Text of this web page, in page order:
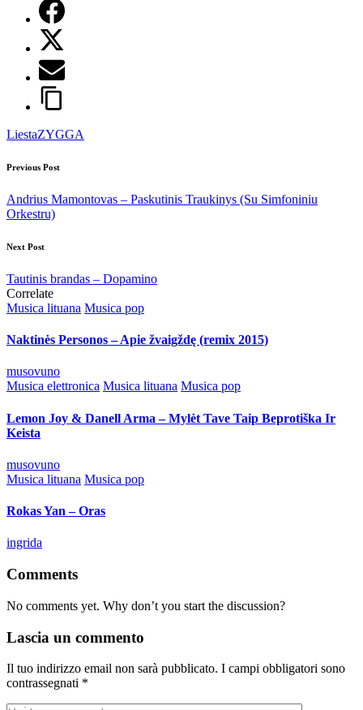
Tags:
LiestaZYGGA
Post
navigation
Previous Post
Andrius Mamontovas – Paskutinis Traukinys (Su Simfoniniu
Orkestru)
Next Post
Tautinis brandas – Dopamino
Correlate
Posted
Musica lituana Musica pop
Naktinės Personos – Apie žvaigždę (remix 2015)
Posted
by
musovuno
Posted
Musica elettronica Musica lituana Musica pop
Lemon Joy & Danell Arma – Mylėt Tave Taip Beprotiška Ir
Keista
Posted
by
musovuno
Posted
Musica lituana Musica pop
Rokas Yan – Oras
Posted
ingrida
Comments
No comments yet. Why don’t you start the discussion?
Lascia un commento
Il tuo indirizzo email non sarà pubblicato. I campi obbligatori sono
contrassegnati *